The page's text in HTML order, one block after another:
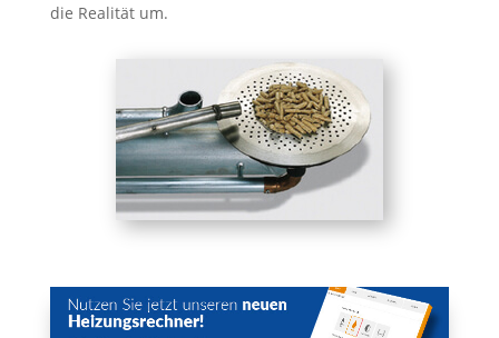
die Realität um.